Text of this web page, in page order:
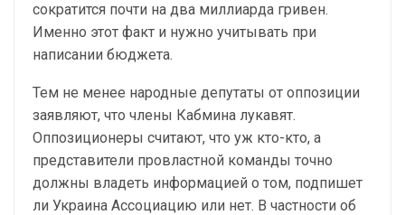
сократится почти на два миллиарда гривен.
Именно этот факт и нужно учитывать при
написании бюджета.
Тем не менее народные депутаты от оппозиции
заявляют, что члены Кабмина лукавят.
Оппозиционеры считают, что уж кто-кто, а
представители провластной команды точно
должны владеть информацией о том, подпишет
ли Украина Ассоциацию или нет. В частности об